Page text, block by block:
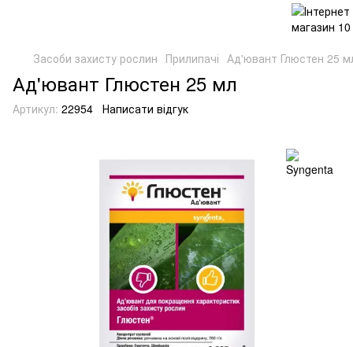
Засоби захисту рослин Прилипачі Ад'ювант Глюстен 25
Ад'ювант Глюстен 25 мл
Артикул: 22954 Написати відгук